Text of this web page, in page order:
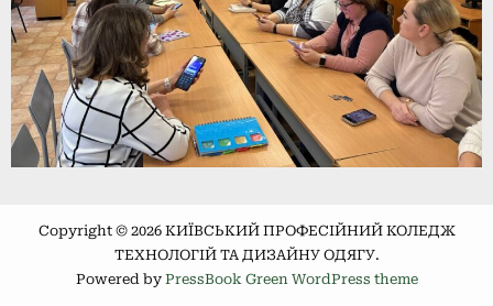
Copyright © 2026 КИЇВСЬКИЙ ПРОФЕСІЙНИЙ КОЛЕДЖ
ТЕХНОЛОГІЙ ТА ДИЗАЙНУ ОДЯГУ.
Powered by PressBook Green WordPress theme